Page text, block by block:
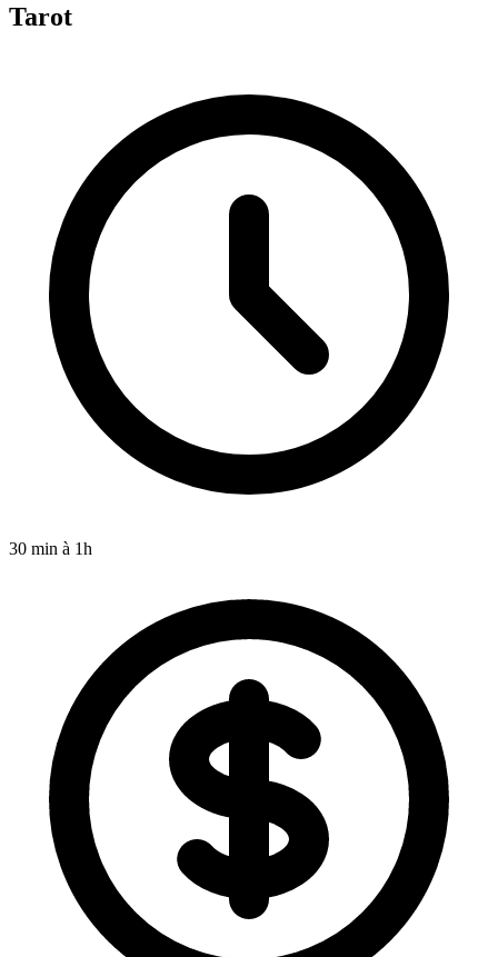
Tarot
30 min à 1h